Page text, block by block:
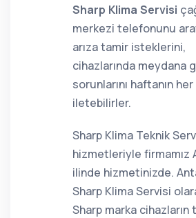
Sharp Klima Servisi
merkezi telefonunu
arıza tamir isteklerini,
cihazlarında meydana
sorunlarını haftanın
iletebilirler.
Sharp Klima Teknik
hizmetleriyle firmamız
ilinde hizmetinizde.
Sharp Klima Servisi
Sharp marka cihazların